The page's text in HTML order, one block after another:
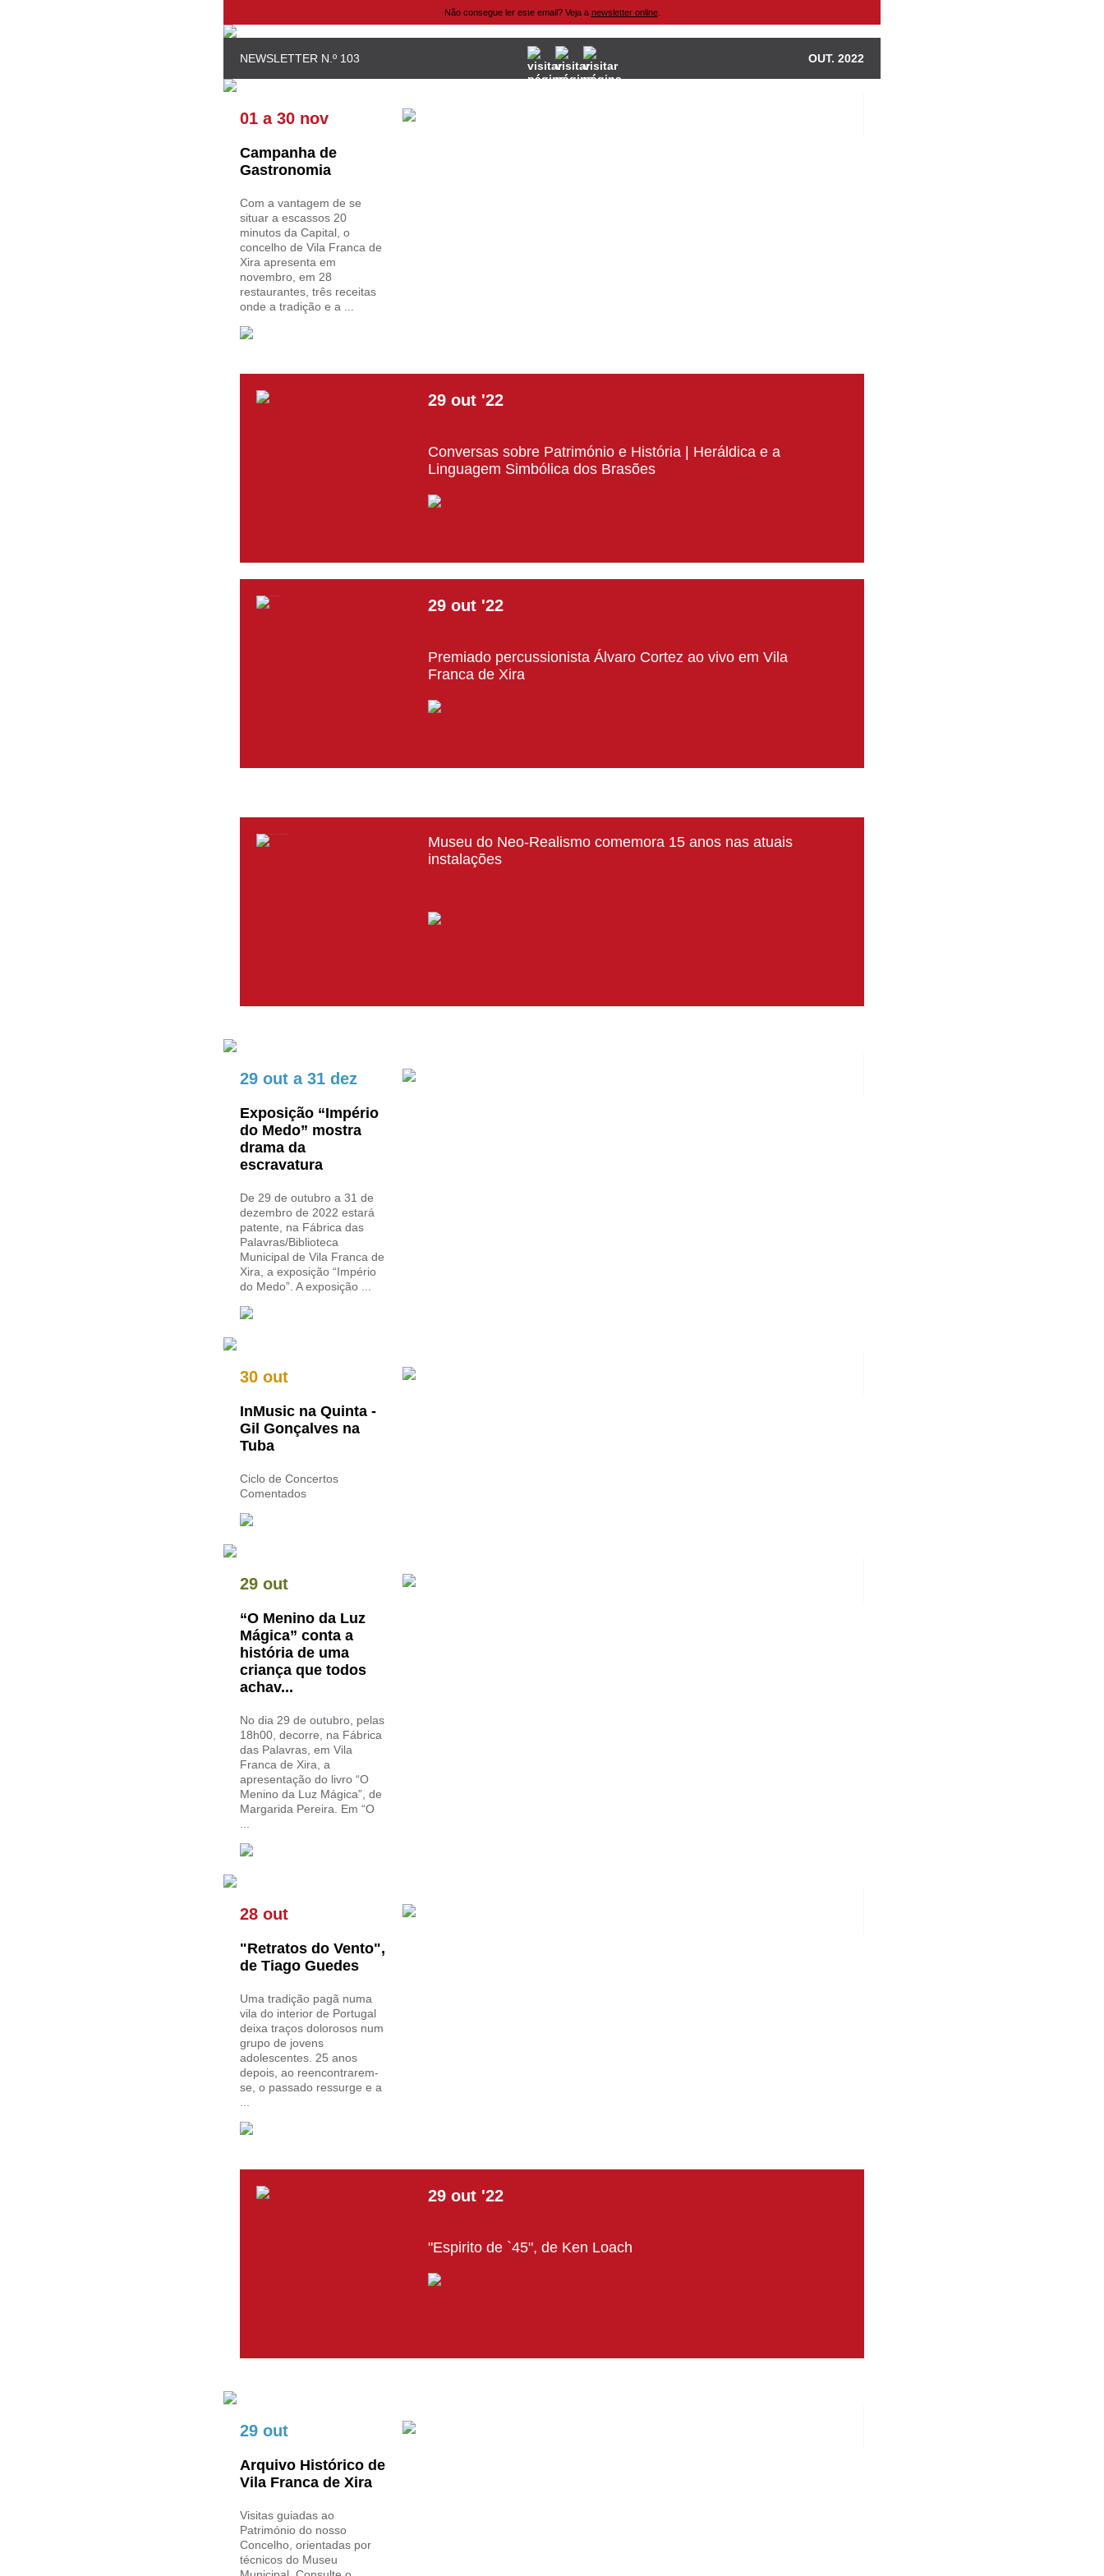
Não consegue ler este email? Veja a newsletter online.
NEWSLETTER N.º 103 OUT. 2022
01 a30 nov
Campanha de
Gastronomia
Com a vantagem de se
situar a escassos 20
minutos da Capital, o
concelho de Vila Franca de
Xira apresenta em
novembro, em 28
restaurantes, três receitas
onde a tradição e a ...
29 out '22
Conversas sobre Património e História | Heráldica e a
Linguagem Simbólica dos Brasões
29 out '22
Premiado percussionista Álvaro Cortez ao vivo em Vila
Franca de Xira
Museu do Neo-Realismo comemora 15 anos nas atuais
instalações
29 out a31 dez
Exposição “Império
do Medo” mostra
drama da
escravatura
De 29 de outubro a 31 de
dezembro de 2022 estará
patente, na Fábrica das
Palavras/Biblioteca
Municipal de Vila Franca de
Xira, a exposição “Império
do Medo”. A exposição ...
30 out
InMusic na Quinta -
Gil Gonçalves na
Tuba
Ciclo de Concertos
Comentados
29 out
“O Menino da Luz
Mágica” conta a
história de uma
criança que todos
achav...
No dia 29 de outubro, pelas
18h00, decorre, na Fábrica
das Palavras, em Vila
Franca de Xira, a
apresentação do livro “O
Menino da Luz Mágica”, de
Margarida Pereira. Em “O
28 out
"Retratos do Vento",
de Tiago Guedes
Uma tradição pagã numa
vila do interior de Portugal
deixa traços dolorosos num
grupo de jovens
adolescentes. 25 anos
depois, ao reencontrarem-
se, o passado ressurge e a
29 out '22
"Espirito de `45", de Ken Loach
29 out
Arquivo Histórico de
Vila Franca de Xira
Visitas guiadas ao
Património do nosso
Concelho, orientadas por
técnicos do Museu